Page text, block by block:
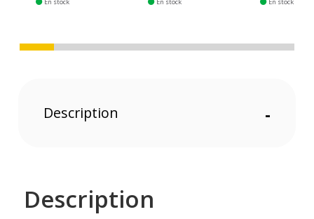
En stock En stock En stock
Description -
Description